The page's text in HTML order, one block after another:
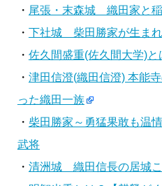
・ 尾張・末森城 織田家と
・ 下社城 柴田勝家が生ま
・ 佐久間盛重(佐久間大学)
・ 津田信澄(織田信澄) 本能
った織田一族
・ 柴田勝家～勇猛果敢も温
武将
・ 清洲城 織田信長の居城